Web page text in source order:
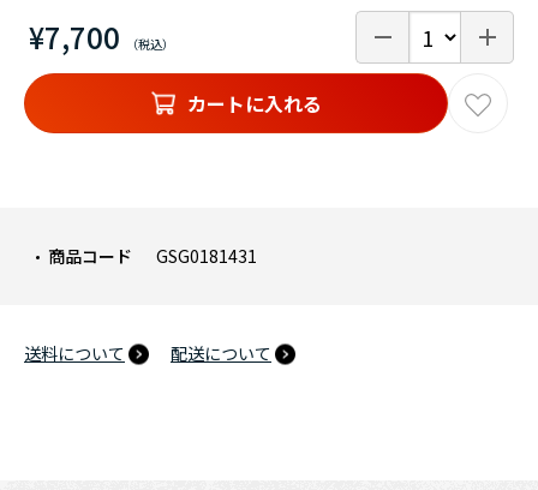
¥7,700
商品コード GSG0181431
送料について 配送について
カートに入れる